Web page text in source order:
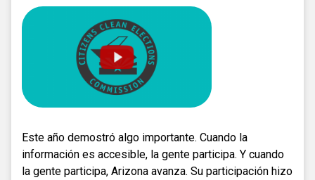
Este año demostró algo importante. Cuando la
información es accesible, la gente participa. Y cuando
la gente participa, Arizona avanza. Su participación hizo